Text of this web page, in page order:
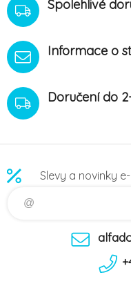
Spolehlivé
Informace o
Doručení do
Slevy a novinky